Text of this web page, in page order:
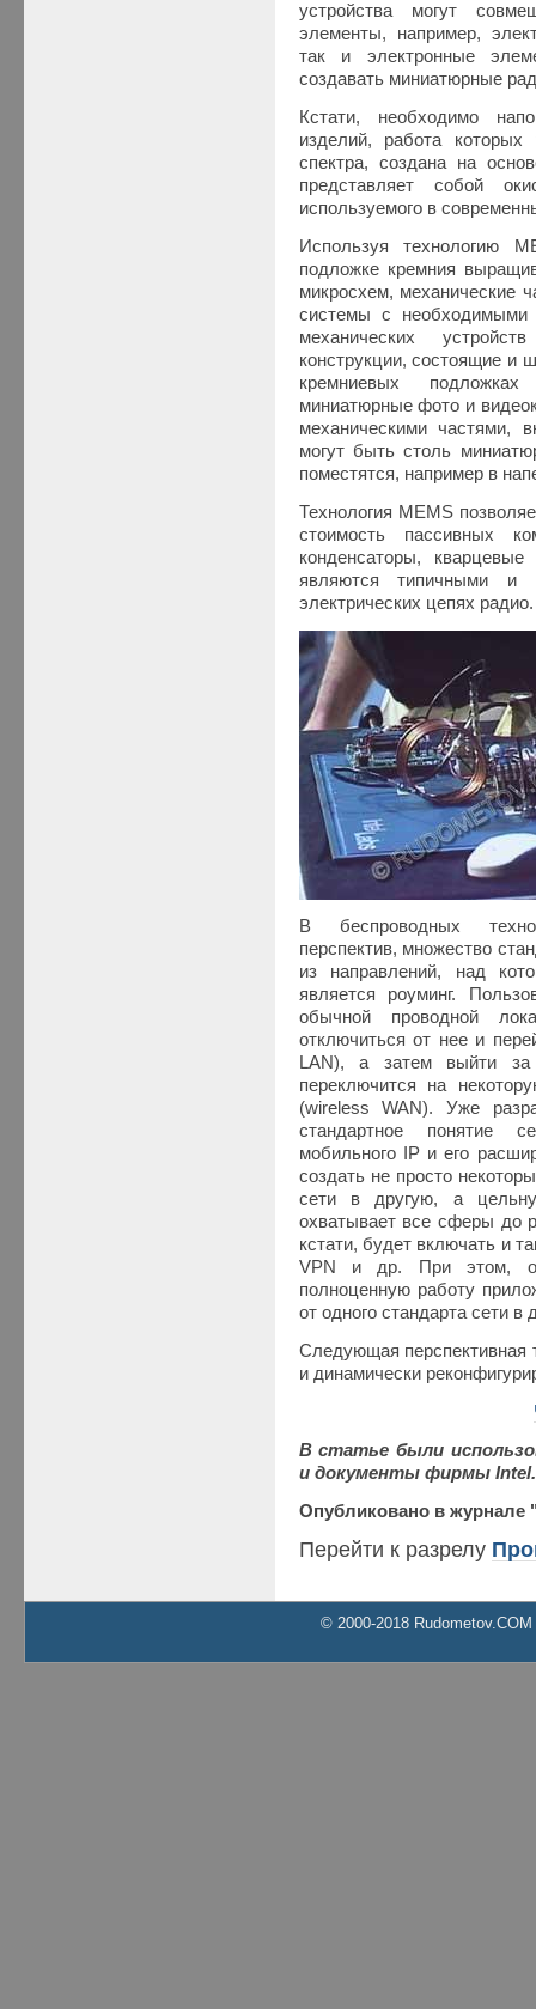
устройства могут
элементы, например,
так и электронные
создавать миниатюрные
Кстати, необходимо
изделий, работа
спектра, создана на
представляет собой
используемого в
Используя технологию
подложке кремния
микросхем, механические
системы с необходимыми
механических
конструкции, состоящие и
кремниевых
миниатюрные фото и
механическими частями,
могут быть столь
поместятся, например в
Технология MEMS
стоимость пассивных
конденсаторы,
являются типичными и
электрических цепях радио.
В беспроводных
перспектив, множество
из направлений, над
является роуминг.
обычной проводной
отключиться от нее и
LAN), а затем выйти
переключится на
(wireless WAN). Уже
стандартное понятие
мобильного IP и его
создать не просто
сети в другую, а
охватывает все сферы до
кстати, будет включать и
VPN и др. При этом,
полноценную работу
от одного стандарта сети в
Следующая перспективная
и динамически
В статье были
и документы фирмы Intel.
Опубликовано в
Перейти к разрелу
© 2000-2018